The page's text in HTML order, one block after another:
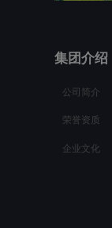
集团介绍
公司简介
荣誉资质
企业文化